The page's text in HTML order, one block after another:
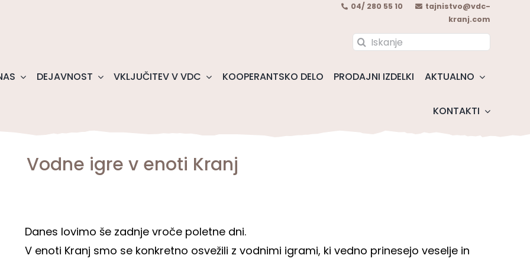
04/ 280 55 10
tajnistvo@vdc-
kranj.com
Search
DEJAVNOST VKLJUČITEV V VDC KOOPERANTSKO DELO PRODAJNI IZDELKI AKTUALNO
KONTAKTI
Vodne igre v enoti Kranj
Danes lovimo še zadnje vroče poletne dni.
V enoti Kranj smo se konkretno osvežili z vodnimi igrami, ki vedno prinesejo veselje in